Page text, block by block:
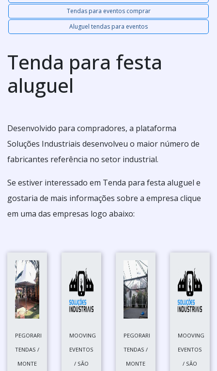
Tendas para eventos comprar
Aluguel tendas para eventos
Tenda para festa
aluguel
Desenvolvido para compradores, a plataforma
Soluções Industriais desenvolveu o maior número de
fabricantes referência no setor industrial.
Se estiver interessado em Tenda para festa aluguel e
gostaria de mais informações sobre a empresa clique
em uma das empresas logo abaixo:
PEGORARI
TENDAS /
MONTE
MOOVING
EVENTOS
/ SÃO
PEGORARI
TENDAS /
MONTE
MOOVING
EVENTOS
/ SÃO